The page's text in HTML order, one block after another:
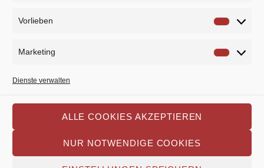
Vorlieben
Marketing
Dienste verwalten
ALLE COOKIES AKZEPTIEREN
NUR NOTWENDIGE COOKIES